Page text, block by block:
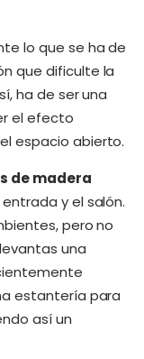
lo que se ha de
que dificulte la
ha de ser una
el efecto
espacio abierto.
de madera
y el salón.
pero no
una
estantería para
así un